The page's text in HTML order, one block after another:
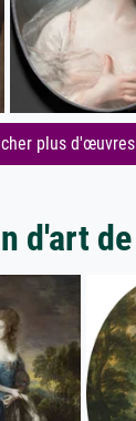
plus
d'art